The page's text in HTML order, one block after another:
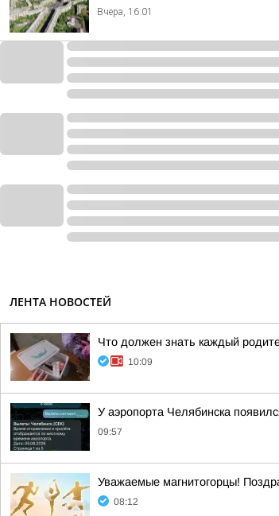
Вчера, 16:01
ЛЕНТА НОВОСТЕЙ
Что должен знать каждый
10:09
У аэропорта Челябинска
09:57
Уважаемые магнитогорцы!
08:12